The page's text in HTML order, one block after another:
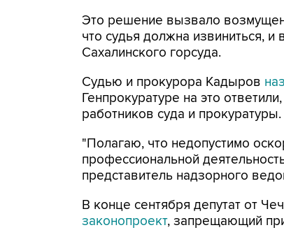
Это решение вызвало
что судья должна извиниться, и
Сахалинского горсуда.
Судью и прокурора Кадыров
Генпрокуратуре на это
работников суда и прокуратуры.
"Полагаю, что недопустимо
профессиональной
представитель надзорного
В конце сентября депутат от
законопроект, запрещающий